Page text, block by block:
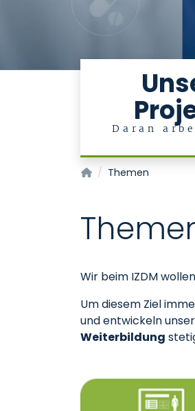
Daran
Innovationszentrum
Themen
Wir beim IZDM
Um diesem Ziel
und entwickeln
Weiterbildung